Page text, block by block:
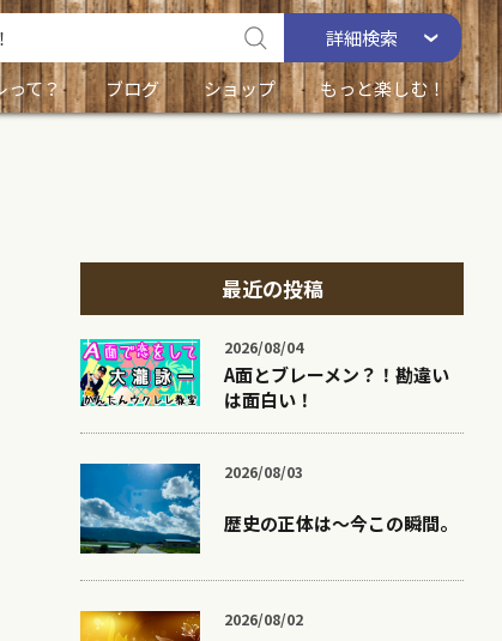
詳細検索
って？ ブログ ショップ もっと楽しむ！
最近の投稿
2026/08/04
A面とブレーメン？！勘違い
は面白い！
2026/08/03
歴史の正体は〜今この瞬間。
2026/08/02